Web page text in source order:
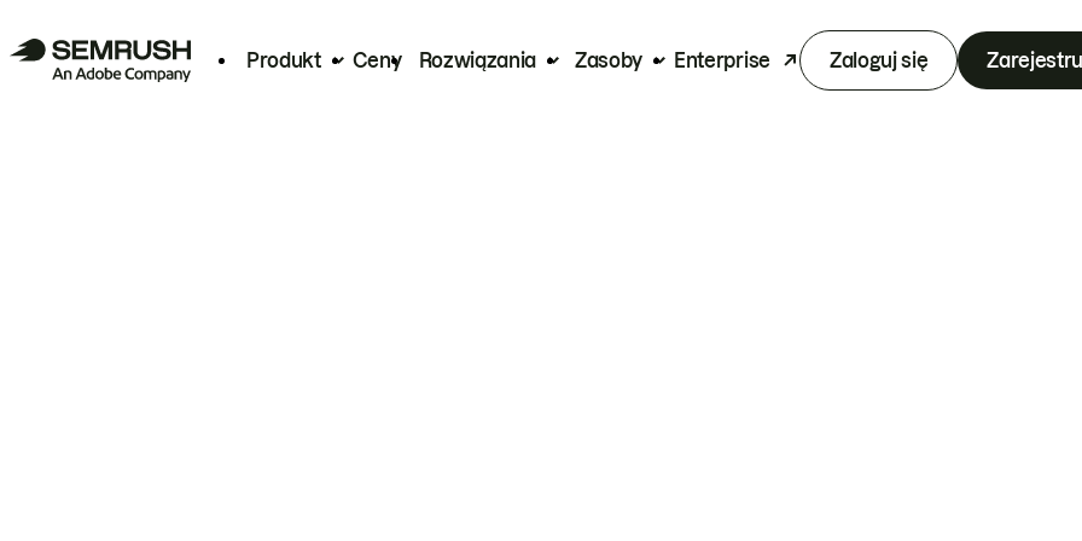
Produkt Ceny Rozwiązania Zasoby Enterprise Zaloguj się